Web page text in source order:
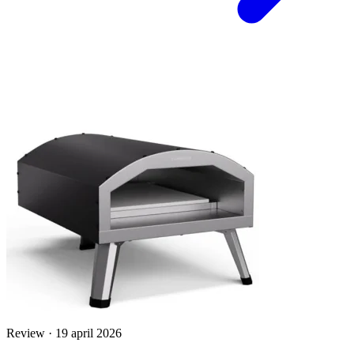
Review · 19 april 2026